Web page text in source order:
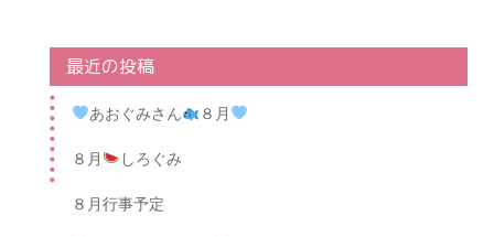
最近の投稿
あおぐみさん ８月
８月 しろぐみ
８月行事予定